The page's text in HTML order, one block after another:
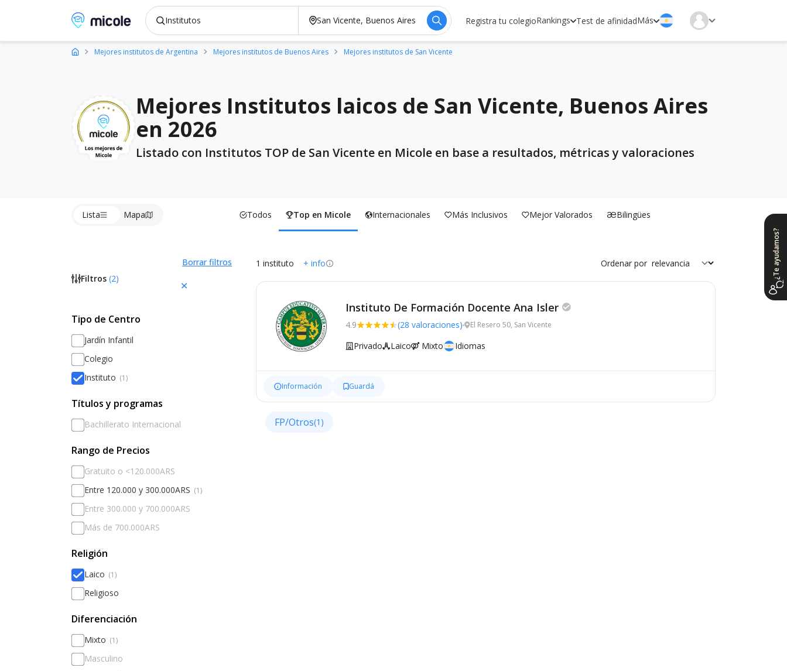
Micole, buscador de colegios Registra tu colegioRankings Test de afinidadMás
Mejores institutos de Argentina Mejores institutos de Buenos Aires Mejores institutos de San Vicente
Mejores Institutos laicos de San Vicente, Buenos Aires
en 2026
Listado con Institutos TOP de San Vicente en Micole en base a resultados, métricas y valoraciones
Lista Mapa Todos Top en Micole Internacionales Más Inclusivos Mejor Valorados Bilingües
Filtros (2)
Borrar filtros
Tipo de Centro
Jardín Infantil
Colegio
Instituto (1)
Títulos y programas
Bachillerato Internacional
Rango de Precios
Gratuito o <120.000ARS
Entre 120.000 y 300.000ARS (1)
Entre 300.000 y 700.000ARS
Más de 700.000ARS
Religión
Laico (1)
Religioso
Diferenciación
Mixto (1)
Masculino
1 instituto + info Ordenar por
Instituto De Formación Docente Ana Isler
4.9 (28 valoraciones) El Resero 50, San Vicente
Privado Laico Mixto Idiomas
Información Guardá
FP/Otros(1)
¿Te ayudamos?